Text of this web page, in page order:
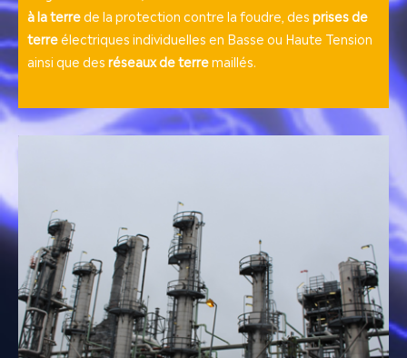
à la terrede la protection contre la foudre, desprises de
terreélectriques individuelles en Basse ou Haute Tension
ainsi que desréseaux de terremaillés.